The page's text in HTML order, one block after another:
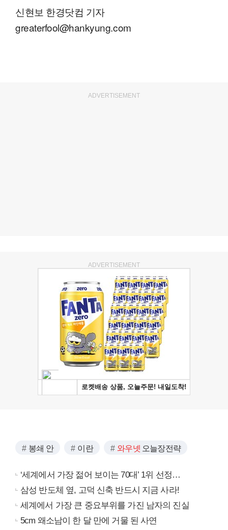
신현보 한경닷컴 기자
greaterfool@hankyung.com
ADVERTISEMENT
ADVERTISEMENT
봉쇄 안 이란 와우넷 오늘장전략
‘세계에서 가장 젊어 보이는 70대’ 1위 선정…
삼성 반도체 옆, 고덕 신축 반드시 지금 사라!
세계에서 가장 큰 중요부위를 가진 남자의 진실
5cm 왜소남이 한 달 만에 거물 된 사연